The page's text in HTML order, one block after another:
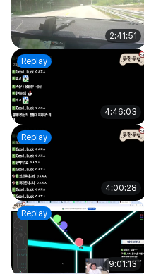
2:41:51
Replay
4:46:03
Replay
4:00:28
Replay
9:01:13